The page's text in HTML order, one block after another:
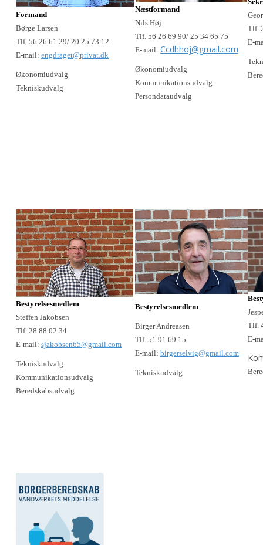
Formand
Børge Larsen
Tlf. 56 26 61 29/ 20 25 73 12
E-mail: engdraget@privat.dk
Økonomiudvalg
Tekniskudvalg
Næstformand
Nils Høj
Tlf. 56 26 69 90/ 25 34 65 75
E-mail: Ccdhhoj@gmail.com
Økonomiudvalg
Kommunikationsudvalg
Persondataudvalg
Tlf.
E-
Bestyrelsesmedlem
Steffen Jakobsen
Tlf. 28 88 02 34
E-mail: sjakobsen65@gmail.com
Tekniskudvalg
Kommunikationsudvalg
Beredskabsudvalg
Bestyrelsesmedlem
Birger Andreasen
Tlf. 51 91 69 15
E-mail: birgerselvig@gmail.com
Tekniskudvalg
Tlf.
E-